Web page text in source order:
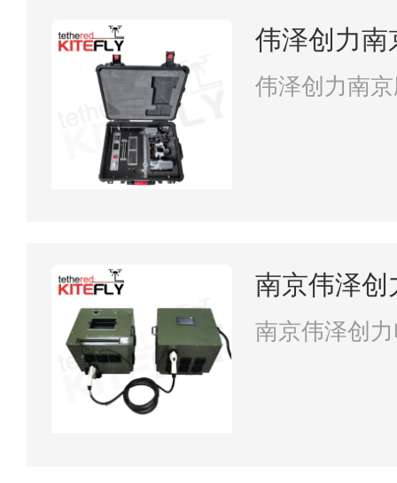
伟泽创力南
限公司
伟泽创力南
南京伟泽创
司
南京伟泽创